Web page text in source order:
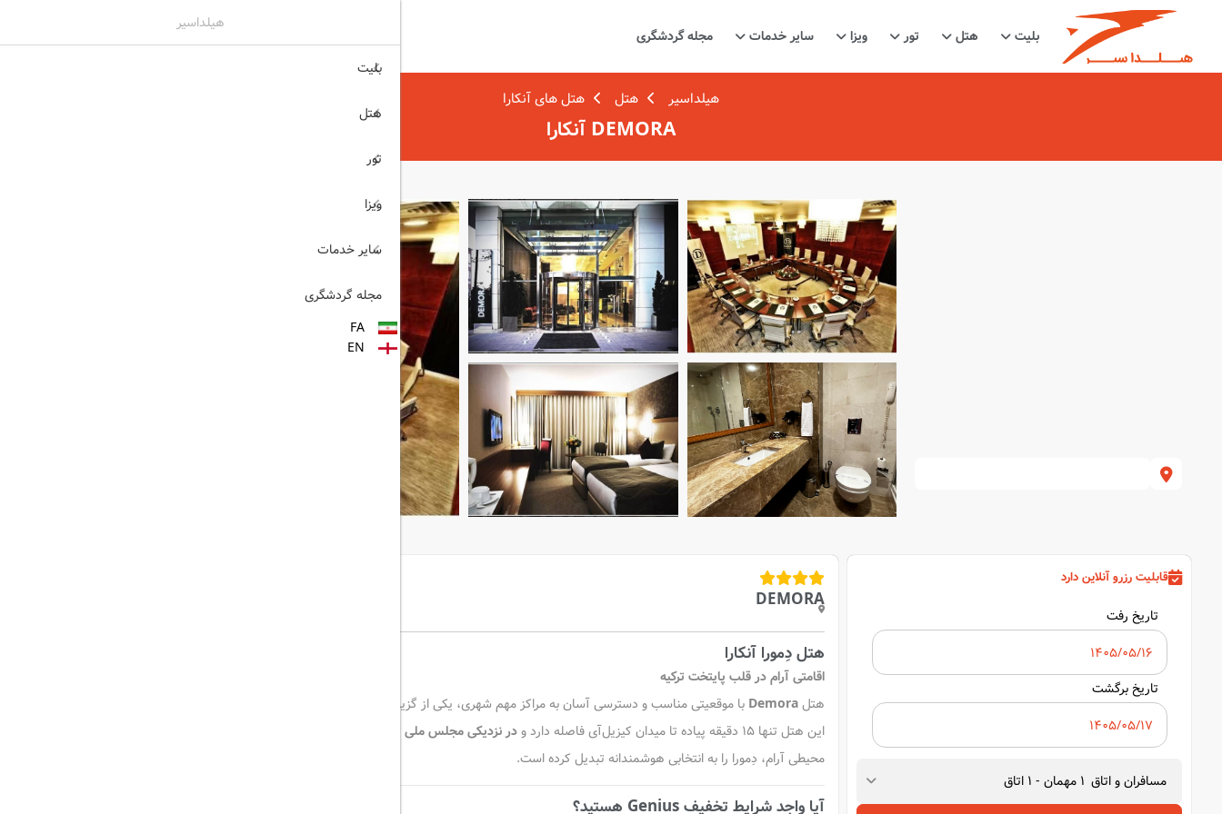
بلیت هتل تور ویزا سایر خدمات مجله گردشگری ۰۲۱۷۷۶۵۵۹۶۰
هیلداسیر هتل هتل های آنکارا
DEMORA آنکارا
قابلیت رزرو آنلاین دارد
تاریخ رفت
تاریخ برگشت
مسافران و اتاق 1 مهمان -
1 اتاق
DEMORA
هتل دِمورا آنکارا
اقامتی آرام در قلب پایتخت ترکیه
هتلDemora با موقعیتی مناسب و دسترسی آسان به مراکز مهم شهری، یکی از گزینه‌های محبوب برای مسافران کاری و تفریحی در آنکارا به شمار می‌رود.
این هتل تنها ۱۵ دقیقه پیاده تا میدان کیزیل‌آی فاصله دارد و
در نزدیکی مجلس ملی ترکیه (۶۰۰ متر)
محیطی آرام، دِمورا را به انتخابی هوشمندانه تبدیل کرده است.
آیا واجد شرایط تخفیف Genius هستید؟
هیلداسیر
بلیت
هتل
تور
ویزا
سایر خدمات
مجله گردشگری
FA
EN